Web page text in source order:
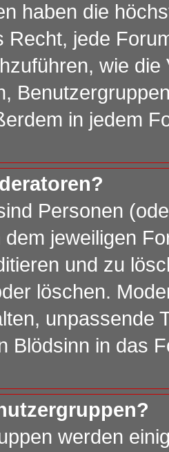
haben die
Recht, jede
wie
in jedem
Personen
jeweiligen
und zu
löschen.
unpassende
Blödsinn in das
werden